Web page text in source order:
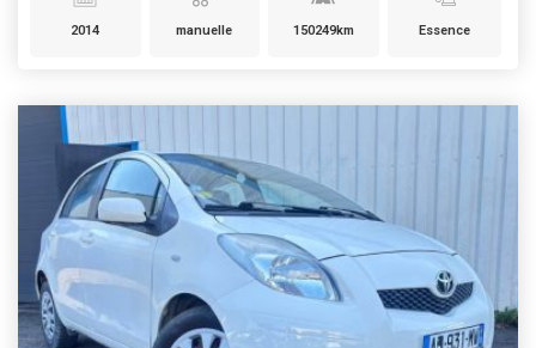
2014 manuelle 150249km Essence